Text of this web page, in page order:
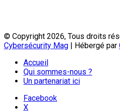
© Copyright 2026, Tous droits
Cybersécurity Mag | Hébergé par
Accueil
Qui sommes-nous ?
Un partenariat ici
Facebook
X